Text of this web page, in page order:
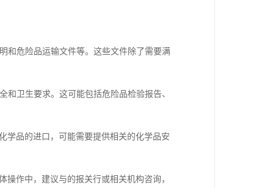
和危险品运输文件等。这些文件除了需要满
卫生要求。这可能包括危险品检验报告、
学品的进口，可能需要提供相关的化学品安
作中，建议与的报关行或相关机构咨询，